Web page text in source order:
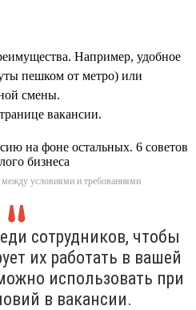
Например, удобное
пешком от метро) или
смены.
вакансии.
условиями и требованиями
сотрудников, чтобы
их работать в вашей
использовать при
в вакансии.